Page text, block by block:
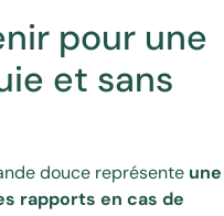
pour une
et sans
douce représente une
rapports en cas de